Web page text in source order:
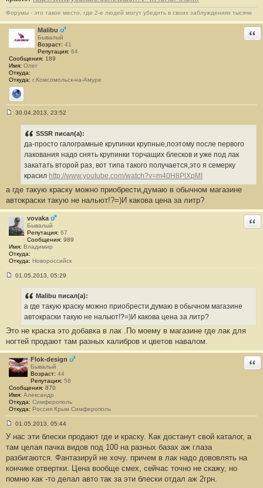
Форумы - это такое место, где 2-е людей могут убедить в своих заблуждениях тысячи
Malibu
Бывалый
Возраст: 41
Репутация: 64
Сообщения: 189
Имя: Олег
Откуда:
Откуда: г.Комсомольск-на-Амуре
Сайт
7
30.04.2013, 23:52
SSSR писал(а):
да-просто галограмные крупинки крупные,поэтому после первого
лакования надо снять крупинки торчащих блесков и уже под лак
закатать второй раз, вот типа такого получается,это я семерку
красил http://www.youtube.com/watch?v=m40H8PlXpMI
а где такую краску можно приобрести,думаю в обычном магазине
автокраски такую не нальют!?=)И какова цена за литр?
vovaka
Бывалый
Репутация: 67
Сообщения: 989
Имя: Владимир
Откуда:
Откуда: Новороссийск
и
#
8
01.05.2013, 05:29
Malibu писал(а):
а где такую краску можно приобрести,думаю в обычном магазине
автокраски такую не нальют!?=)И какова цена за литр?
Это не краска это добавка в лак .По моему в магазине где лак для
ногтей продают там разных калибров и цветов навалом.
Flok-design
Бывалый
Возраст: 44
Репутация: 58
Сообщения: 870
Имя: Александр
Откуда: Симферополь
Откуда: Россия Крым Симферополь
о
б
щ
н
и
01.05.2013, 05:44
У нас эти блески продают где и краску. Как достанут свой каталог, а
там целая пачка видов под 100 на разных базах аж глаза
разбигаются. Фантазируй не хочу. причем в лак надо дововлять на
кончике отвертки. Цена вообще смех, сейчас точно не скажу, но
помню как -то делал авто так за эти блески отдал аж 2грн.